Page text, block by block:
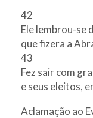
42
Ele lembrou-se
que fizera a
43
Fez sair com
e seus eleitos,
Aclamação ao